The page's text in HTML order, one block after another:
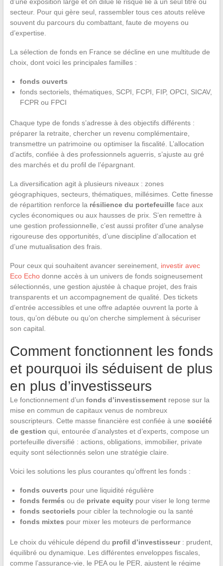
secteur. Pour qui gère seul, rassembler tous ces atouts relève
souvent du parcours du combattant, faute de moyens ou
d’expertise.
La sélection de fonds en France se décline en une multitude de
choix, dont voici les principales familles :
fonds ouverts
fonds sectoriels, thématiques, SCPI, FCPI, FIP, OPCI, SICAV,
FCPR ou FPCI
Chaque type de fonds s’adresse à des objectifs différents :
préparer la retraite, chercher un revenu complémentaire,
transmettre un patrimoine ou optimiser la fiscalité. L’allocation
d’actifs, confiée à des professionnels aguerris, s’ajuste au gré
des marchés et du profil de l’épargnant.
La diversification agit à plusieurs niveaux : zones
géographiques, secteurs, thématiques, millésimes. Cette finesse
de répartition renforce la résilience du portefeuilleface aux
cycles économiques ou aux hausses de prix. S’en remettre à
une gestion professionnelle, c’est aussi profiter d’une analyse
rigoureuse des opportunités, d’une discipline d’allocation et
d’une mutualisation des frais.
Pour ceux qui souhaitent avancer sereinement, investir avec
Eco Echodonne accès à un univers de fonds soigneusement
sélectionnés, une gestion ajustée à chaque projet, des frais
transparents et un accompagnement de qualité. Des tickets
d’entrée accessibles et une offre adaptée ouvrent la porte à
tous, qu’on débute ou qu’on cherche simplement à sécuriser
son capital.
Comment fonctionnent les fonds
et pourquoi ils séduisent de plus
en plus d’investisseurs
Le fonctionnement d’un fonds d’investissementrepose sur la
mise en commun de capitaux venus de nombreux
souscripteurs. Cette masse financière est confiée à une société
de gestion qui, entourée d’analystes et d’experts, compose un
portefeuille diversifié : actions, obligations, immobilier, private
equity sont sélectionnés selon une stratégie claire.
Voici les solutions les plus courantes qu’offrent les fonds :
fonds ouverts pour une liquidité régulière
fonds fermés ou de private equitypour viser le long terme
fonds sectoriels pour cibler la technologie ou la santé
fonds mixtes pour mixer les moteurs de performance
Le choix du véhicule dépend du profil d’investisseur: prudent,
équilibré ou dynamique. Les différentes enveloppes fiscales,
comme l’assurance-vie, le PEA ou le PER, ajustent le régime